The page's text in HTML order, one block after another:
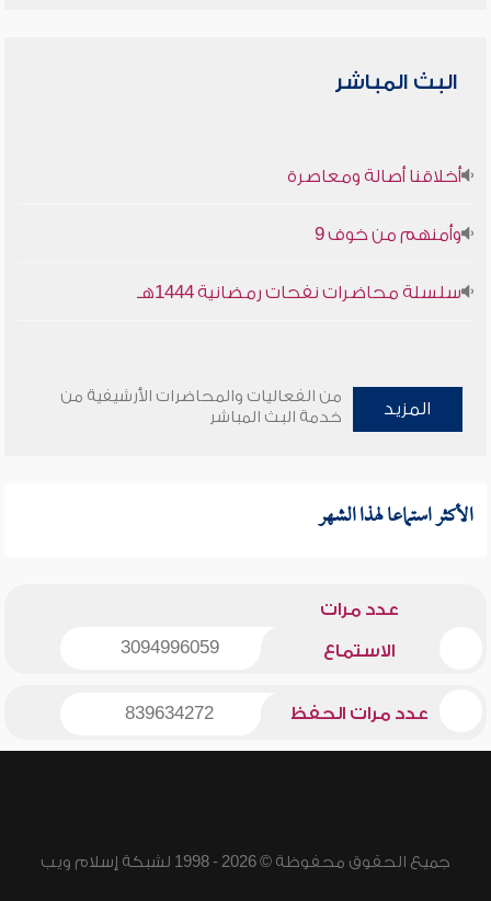
البث المباشر
أخلاقنا أصالة ومعاصرة
وأمنهم من خوف 9
سلسلة محاضرات نفحات رمضانية 1444هـ
المزيد
من الفعاليات والمحاضرات الأرشيفية من
خدمة البث المباشر
الأكثر استماعا لهذا الشهر
عدد مرات
الاستماع 3094996059
عدد مرات الحفظ 839634272
جميع الحقوق محفوظة © 2026 - 1998 لشبكة إسلام ويب